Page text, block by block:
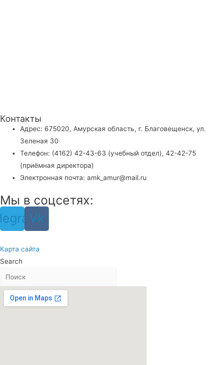
Контакты
Адрес: 675020, Амурская область, г. Благовещенск, ул.
Зеленая 30
Телефон: (4162) 42-43-63 (учебный отдел), 42-42-75
(приёмная директора)
Электронная почта: amk_amur@mail.ru
Мы в соцсетях:
Vk
Карта сайта
Search